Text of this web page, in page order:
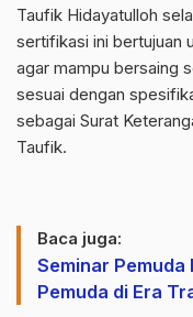
Taufik Hidayatulloh
sertifikasi ini bertujuan
agar mampu bersaing
sesuai dengan
sebagai Surat
Taufik.
Baca juga:
Seminar
Pemuda di Era